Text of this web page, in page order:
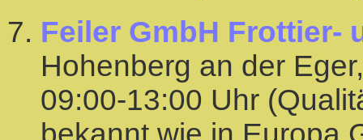
Feiler GmbH Frottier-
Hohenberg an der
09:00-13:00 Uhr